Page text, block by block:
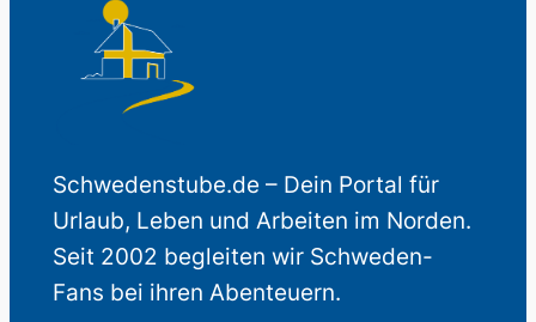
Schwedenstube.de – Dein Portal für
Urlaub, Leben und Arbeiten im Norden.
Seit 2002 begleiten wir Schweden-
Fans bei ihren Abenteuern.